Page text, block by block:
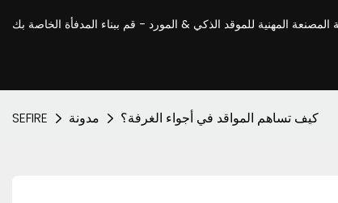
SEFIRE مدونة كيف تساهم المواقد في أجواء الغرفة؟